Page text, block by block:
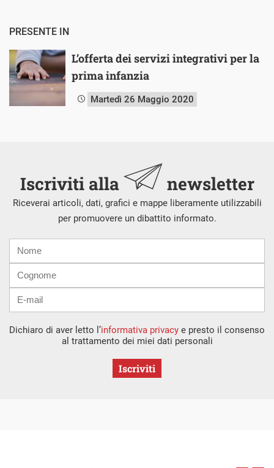
PRESENTE IN
L’offerta dei servizi integrativi per la
prima infanzia
Martedì 26 Maggio 2020
Iscriviti alla newsletter
Riceverai articoli, dati, grafici e mappe liberamente utilizzabili
per promuovere un dibattito informato.
mail
Dichiaro di aver letto l’informativa privacy e presto il consenso
al trattamento dei miei dati personali
Iscriviti